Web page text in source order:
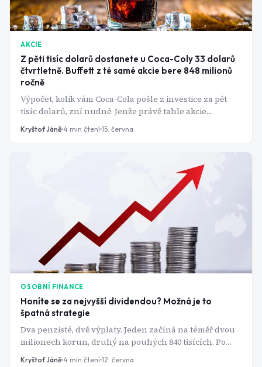
AKCIE
Z pěti tisíc dolarů dostanete u Coca-Coly 33 dolarů
čtvrtletně. Buffett z té samé akcie bere 848 milionů
ročně
Výpočet, kolik vám Coca-Cola pošle z investice za pět
tisíc dolarů, zní nudně. Jenže právě tahle akcie
ukazuje, co s penězi udělá šest desetiletí rostoucích
dividend a proč ji Warren Buffett, přes třicet let,
Kryštof Jáně 4 min čtení 15. června
OSOBNÍ FINANCE
Honíte se za nejvyšší dividendou? Možná je to
špatná strategie
Dva penzisté, dvě výplaty. Jeden začíná na téměř dvou
milionech korun, druhý na pouhých 840 tisících. Po
dvaceti letech vydělává víc ten druhý a rozdíl není
Kryštof Jáně 4 min čtení 12. června